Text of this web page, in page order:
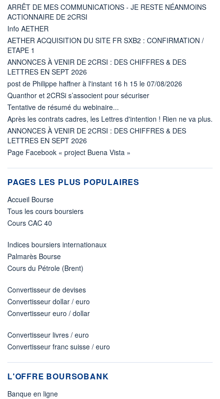
ARRÊT DE MES COMMUNICATIONS - JE RESTE NÉANMOINS
ACTIONNAIRE DE 2CRSI
Info AETHER
AETHER ACQUISITION DU SITE FR SXB2 : CONFIRMATION /
ETAPE 1
ANNONCES À VENIR DE 2CRSI : DES CHIFFRES & DES
LETTRES EN SEPT 2026
post de Philippe haffner à l'instant 16 h 15 le 07/08/2026
Quanthor et 2CRSi s’associent pour sécuriser
Tentative de résumé du webinaire...
Après les contrats cadres, les Lettres d'intention ! Rien ne va plus.
ANNONCES À VENIR DE 2CRSI : DES CHIFFRES & DES
LETTRES EN SEPT 2026
Page Facebook « project Buena Vista »
PAGES LES PLUS POPULAIRES
Accueil Bourse
Tous les cours boursiers
Cours CAC 40
Indices boursiers internationaux
Palmarès Bourse
Cours du Pétrole (Brent)
Convertisseur de devises
Convertisseur dollar / euro
Convertisseur euro / dollar
Convertisseur livres / euro
Convertisseur franc suisse / euro
L'OFFRE BOURSOBANK
Banque en ligne